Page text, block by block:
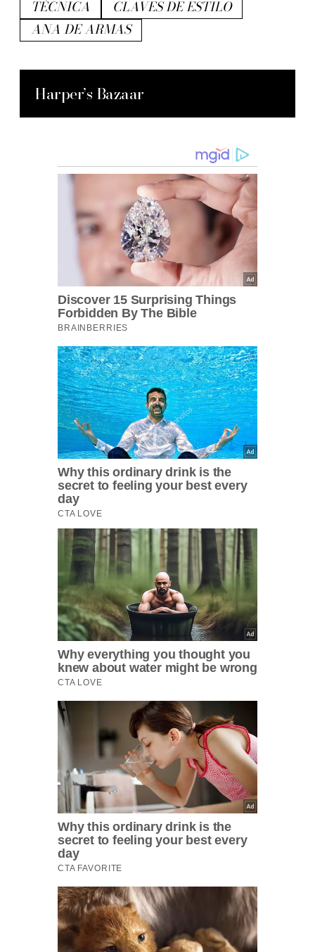
TÉCNICA
CLAVES DE ESTILO
ANA DE ARMAS
Harper’s Bazaar